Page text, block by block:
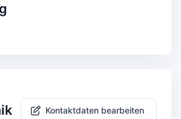
Kontaktdaten bearbeiten